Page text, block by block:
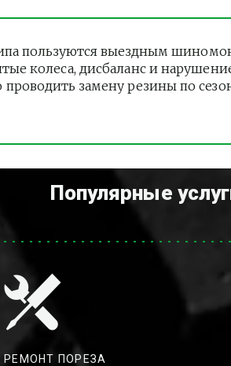
пользуются выездным
колеса, дисбаланс и
проводить замену резины по
Популярные
РЕМОНТ ПОРЕЗА